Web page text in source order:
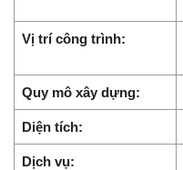
Vị trí công trình:
Quy mô xây dựng:
Diện tích:
Dịch vụ: